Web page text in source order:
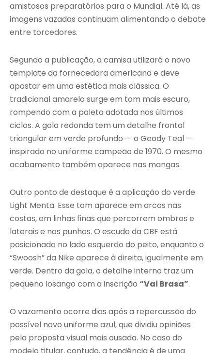
amistosos preparatórios para o Mundial. Até lá, as
imagens vazadas continuam alimentando o debate
entre torcedores.
Segundo a publicação, a camisa utilizará o novo
template da fornecedora americana e deve
apostar em uma estética mais clássica. O
tradicional amarelo surge em tom mais escuro,
rompendo com a paleta adotada nos últimos
ciclos. A gola redonda tem um detalhe frontal
triangular em verde profundo — o Geody Teal —
inspirado no uniforme campeão de 1970. O mesmo
acabamento também aparece nas mangas.
Outro ponto de destaque é a aplicação do verde
Light Menta. Esse tom aparece em arcos nas
costas, em linhas finas que percorrem ombros e
laterais e nos punhos. O escudo da CBF está
posicionado no lado esquerdo do peito, enquanto o
“Swoosh” da Nike aparece à direita, igualmente em
verde. Dentro da gola, o detalhe interno traz um
pequeno losango com a inscrição “Vai Brasa”.
O vazamento ocorre dias após a repercussão do
possível novo uniforme azul, que dividiu opiniões
pela proposta visual mais ousada. No caso do